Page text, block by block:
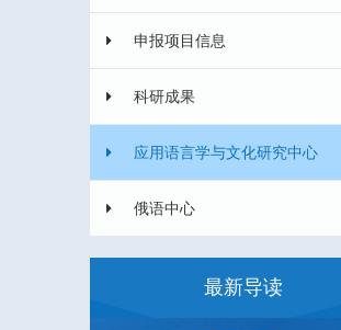
申报项目信息
科研成果
应用语言学与文化研究中心
俄语中心
最新导读